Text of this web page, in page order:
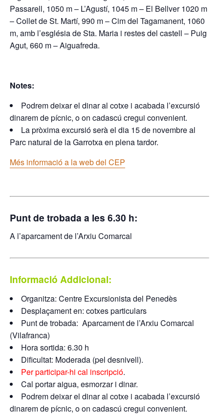
Passarell, 1050 m – L’Agustí, 1045 m – El Bellver 1020 m
– Collet de St. Martí, 990 m – Cim del Tagamanent, 1060
m, amb l’església de Sta. Maria i restes del castell – Puig
Agut, 660 m – Aiguafreda.
Notes:
Podrem deixar el dinar al cotxe i acabada l’excursió
dinarem de pícnic, o on cadascú cregui convenient.
La pròxima excursió serà el dia 15 de novembre al
Parc natural de la Garrotxa en plena tardor.
Més informació a la web del CEP
Punt de trobada a les 6.30 h:
A l’aparcament de l’Arxiu Comarcal
Informació Addicional:
Organitza: Centre Excursionista del Penedès
Desplaçament en: cotxes particulars
Punt de trobada: Aparcament de l’Arxiu Comarcal
(Vilafranca)
Hora sortida: 6.30 h
Dificultat: Moderada (pel desnivell).
Per participar-hi cal inscripció.
Cal portar aigua, esmorzar i dinar.
Podrem deixar el dinar al cotxe i acabada l’excursió
dinarem de pícnic, o on cadascú cregui convenient.